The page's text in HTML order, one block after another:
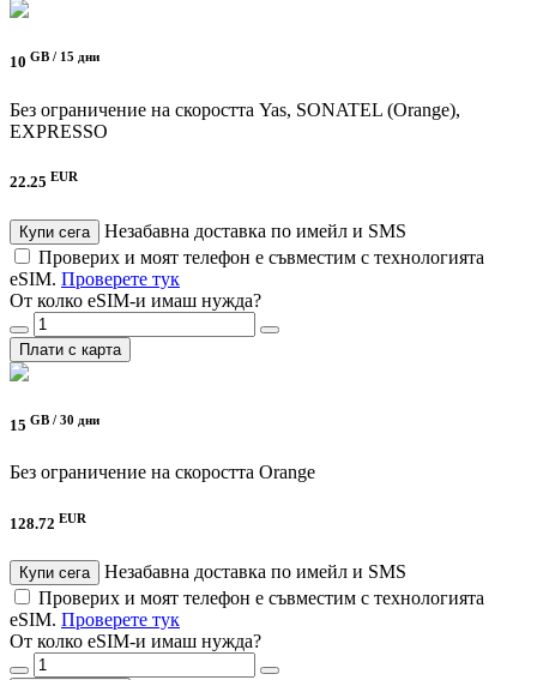
10 GB / 15 дни
Без ограничение на скоростта Yas, SONATEL (Orange),
EXPRESSO
22.25 EUR
Купи сега
Незабавна доставка по имейл и SMS
Проверих и моят телефон е съвместим с технологията
eSIM. Проверете тук
От колко eSIM-и имаш нужда?
Плати с карта
15 GB / 30 дни
Без ограничение на скоростта Orange
128.72 EUR
Купи сега
Незабавна доставка по имейл и SMS
Проверих и моят телефон е съвместим с технологията
eSIM. Проверете тук
От колко eSIM-и имаш нужда?